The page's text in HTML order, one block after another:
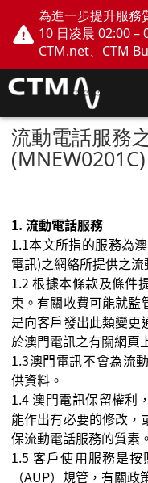
為進一步提升服務
10 日凌晨 02:00 –
CTM.net、CTM
網上服務將會暫停
流動電話服務
(MNEW0201C)
1. 流動電話服務
1.1本文所指的服務為
電訊)之網絡所提供之流
1.2根據本條款及條件
束。有關收費可能就監
是向客戶發出此類變更
於澳門電訊之有關網頁
1.3澳門電訊不會為流
供資料。
1.4 澳門電訊保留權利
能作出有必要的修改，
保流動電話服務的質素。
1.5客戶使用服務是按
（AUP） 規管，有關政